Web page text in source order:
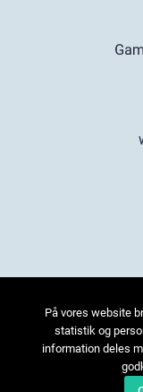
På vores website
statistik og
information deles